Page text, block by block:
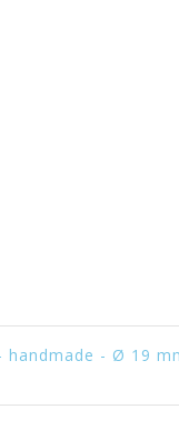
handmade - Ø 19